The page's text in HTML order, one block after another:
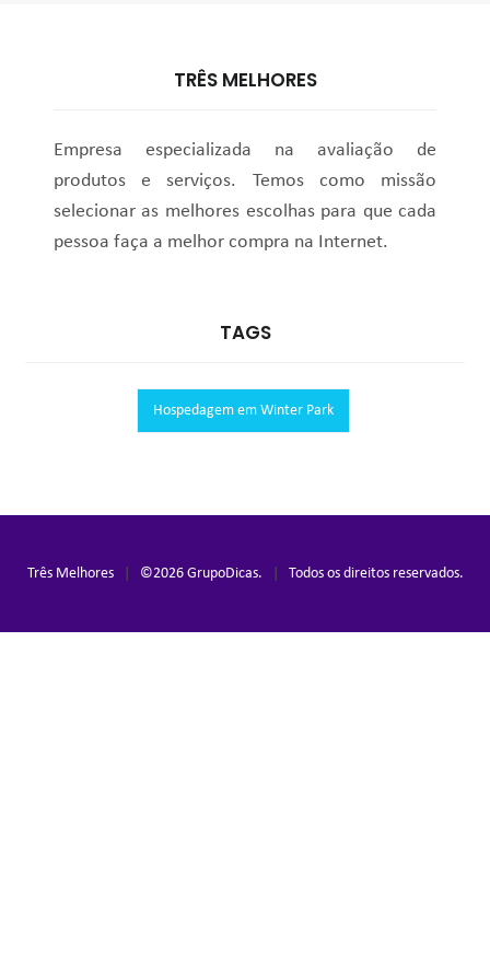
TRÊS MELHORES
Empresa especializada na avaliação de
produtos e serviços. Temos como missão
selecionar as melhores escolhas para que cada
pessoa faça a melhor compra na Internet.
TAGS
Hospedagem em Winter Park
Três Melhores ©2026GrupoDicas. Todos os direitos reservados.